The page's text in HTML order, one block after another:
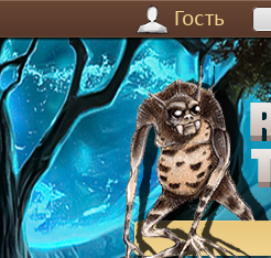
Гость